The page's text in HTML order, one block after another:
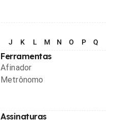
J K L M N O P Q
Ferramentas
Afinador
Metrônomo
Assinaturas